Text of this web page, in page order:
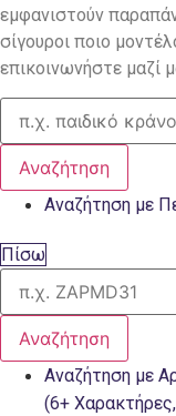
εμφανιστούν
σίγουροι ποιο
επικοινωνήστε μαζί
Αναζήτηση
Αναζήτηση με
Πίσω
Αναζήτηση
Αναζήτηση με
(6+